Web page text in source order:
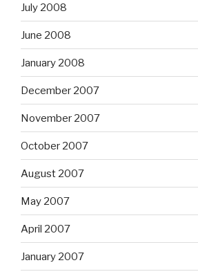
July 2008
June 2008
January 2008
December 2007
November 2007
October 2007
August 2007
May 2007
April 2007
January 2007